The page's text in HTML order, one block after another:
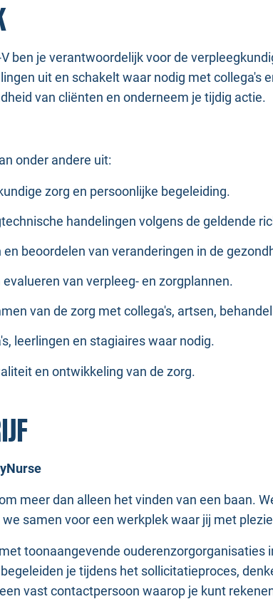
ben je verantwoordelijk voor de
uit en schakelt waar nodig met collega's
van cliënten en onderneem je tijdig actie.
onder andere uit:
zorg en persoonlijke begeleiding.
handelingen volgens de geldende
en beoordelen van veranderingen in de
van verpleeg- en zorgplannen.
van de zorg met collega's, artsen,
leerlingen en stagiaires waar nodig.
en ontwikkeling van de zorg.
meer dan alleen het vinden van een baan.
samen voor een werkplek waar jij met
toonaangevende
begeleiden je tijdens het sollicitatieproces,
vast contactpersoon waarop je kunt